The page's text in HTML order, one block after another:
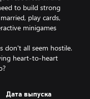
to build strong
play cards,
minigames
don't all seem hostile.
heart-to-heart
Дата выпуска